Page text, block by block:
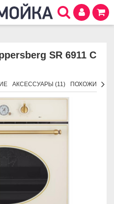
SR 6911 C
АКСЕССУАРЫ (11) ПОХОЖИЕ